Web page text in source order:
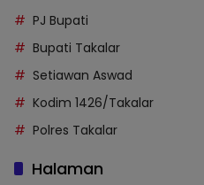
PJ Bupati
Bupati Takalar
Setiawan Aswad
Kodim 1426/Takalar
Polres Takalar
Halaman